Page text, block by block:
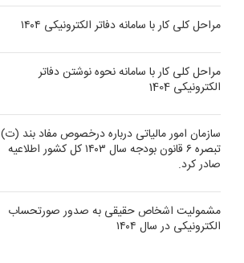
مراحل کلی کار با سامانه دفاتر الکترونیکی ۱۴۰۴
مراحل کلی کار با سامانه نحوه نوشتن دفاتر
الکترونیکی 1404
سازمان امور مالیاتی درباره درخصوص مفاد بند (ت)
تبصره ۶ قانون بودجه سال ۱۴۰۳ کل کشور اطلاعیه
صادر کرد.
مشمولیت اشخاص حقیقی به صدور صورتحساب
الکترونیکی در سال ۱۴۰۴